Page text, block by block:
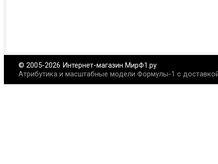
© 2005-2026 Интернет-магазин МирФ1.ру
Атрибутика и масштабные модели Формулы-1 с